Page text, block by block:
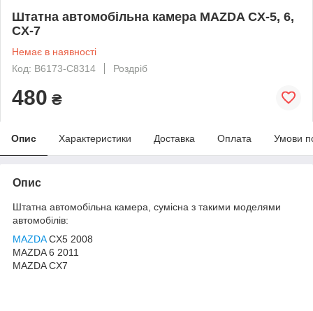
Штатна автомобільна камера MAZDA CX-5, 6,
CX-7
Немає в наявності
Код: B6173-C8314
Роздріб
480 ₴
Опис Характеристики Доставка Оплата Умови
Опис
Штатна автомобільна камера, сумісна з такими моделями
автомобілів:
MAZDACX5 2008
MAZDA 6 2011
MAZDA CX7